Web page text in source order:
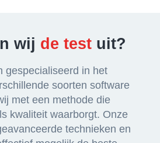
wij de test uit?
gespecialiseerd in het
soorten software
met een methode die
kwaliteit waarborgt. Onze
technieken en